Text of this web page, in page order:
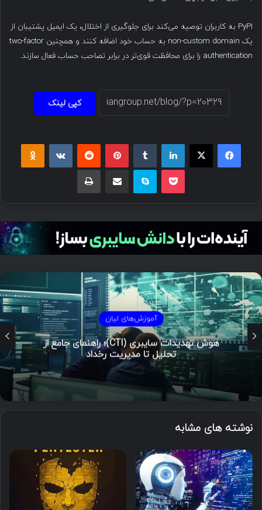
PyPI به کاربران توصیه می‌کند برای جلوگیری از اختلال، یک ایمیل پشتیبان از
یک non-custom domain به حساب خود اضافه کنند و همچنین two-factor
authentication را برای محافظت قوی‌تر در برابر تصاحب حساب فعال سازند.
کپی لینک
فیسبوک ایکس لینکداین پینتریست
پاکت اسکایپ چاپ
آموزش‌های لیان
هوش تهدیدات سایبری (CTI)؛ راهنمای جامع از
تحلیل تا مدیریت رخداد
نوشته های مشابه